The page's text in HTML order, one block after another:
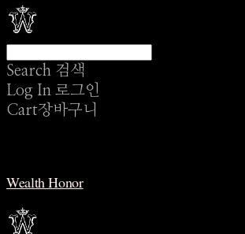
Search 검색
Log In 로그인
Cart장바구니
Wealth Honor